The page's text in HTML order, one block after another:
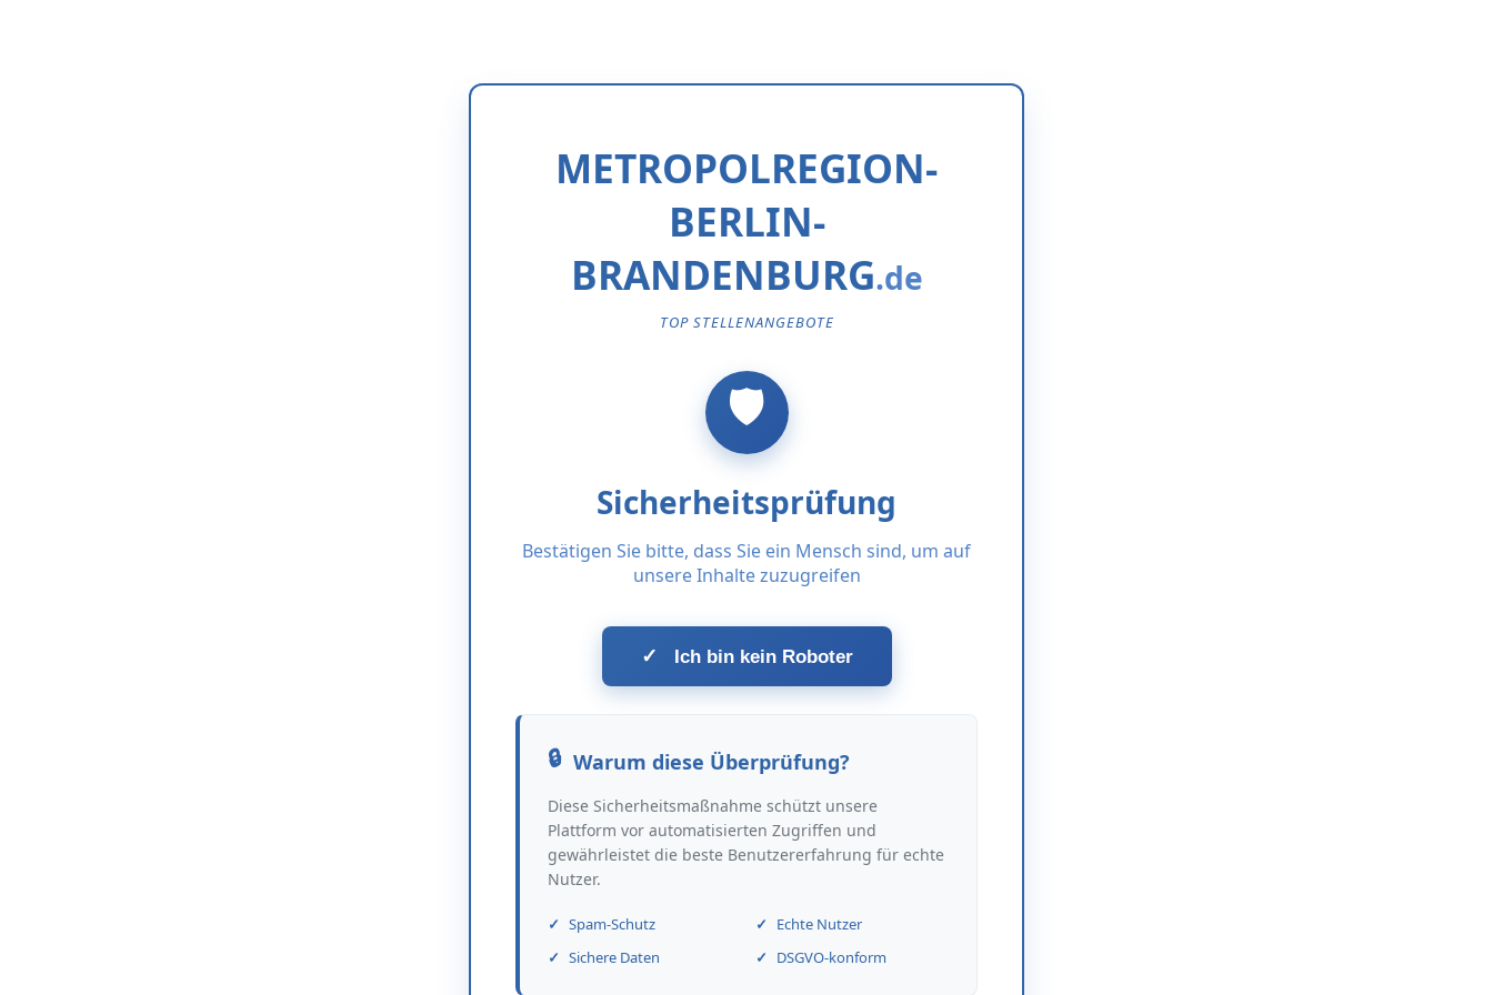
METROPOLREGION-
BERLIN-
BRANDENBURG
TOP STELLENANGEBOTE
Sicherheitsprüfung
Bestätigen Sie bitte, dass Sie ein Mensch sind, um auf
unsere Inhalte zuzugreifen
✓ Ich bin kein Roboter
Warum diese Überprüfung?
Diese Sicherheitsmaßnahme schützt unsere
Plattform vor automatisierten Zugriffen und
gewährleistet die beste Benutzererfahrung für echte
Nutzer.
Spam-Schutz
Echte Nutzer
Sichere Daten
DSGVO-konform